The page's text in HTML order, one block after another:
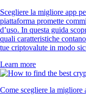
Scegliere la migliore app
piattaforma promette
d’uso. In questa guida
quali caratteristiche
tue criptovalute in modo
Learn more
Come scegliere la migliore